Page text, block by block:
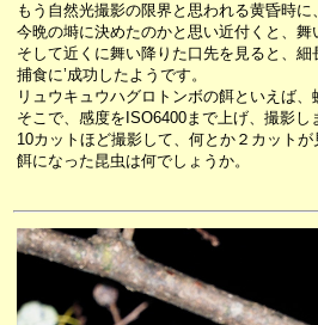
もう自然光撮影の限界と思われる黄昏時
今晩の塒に決めたのかと思い近付くと、舞
そして近くに舞い降りた口先を見ると、細
捕食に’成功したようです。
リュウキュウハグロトンボの餌といえば
そこで、感度をISO6400まで上げ、撮影し
10カットほど撮影して、何とか２カットが
餌になった昆虫は何でしょうか。